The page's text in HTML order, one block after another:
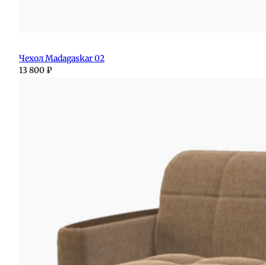
Чехол Madagaskar 02
13 800 ₽